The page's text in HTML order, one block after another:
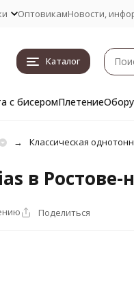
ОптовикамНовости,
Каталог
с бисеромПлетение
Классическая
в Ростове-
Поделиться